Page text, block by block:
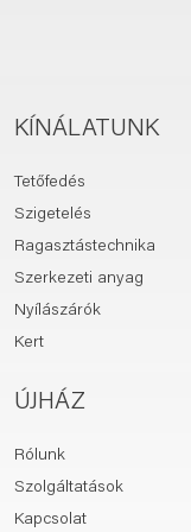
KÍNÁLATUNK
Tetőfedés
Szigetelés
Ragasztástechnika
Szerkezeti anyag
Nyílászárók
Kert
ÚJHÁZ
Rólunk
Szolgáltatások
Kapcsolat